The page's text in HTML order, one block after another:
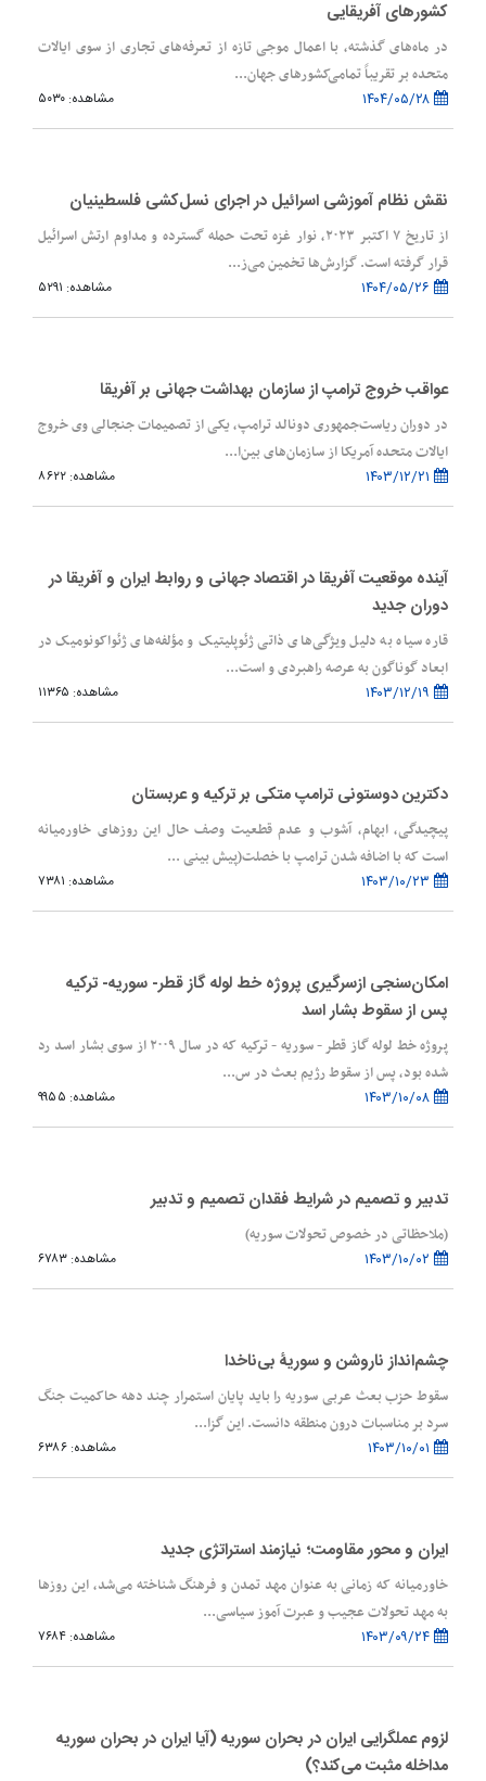
کشورهای آفریقایی
در ماه‌های گذشته، با اعمال موجی تازه از تعرفه‌های تجاری از سوی ایالات
متحده بر تقریباً تمامی‌کشورهای جهان...
مشاهده: ۵۰۳۰
نقش نظام آموزشی اسرائیل در اجرای نسل‌کشی فلسطینیان
از تاریخ ۷ اکتبر ۲۰۲۳، نوار غزه تحت حمله‌ گسترده و مداوم ارتش اسرائیل
قرار گرفته است. گزارش‌ها تخمین می‌ز...
مشاهده: ۵۲۹۱
عواقب خروج ترامپ از سازمان بهداشت جهانی بر آفریقا
در دوران ریاست‌جمهوری دونالد ترامپ، یکی از تصمیمات جنجالی وی خروج
ایالات متحده آمریکا از سازمان‌های بین‌ا...
مشاهده: ۸۶۲۲
آینده موقعیت آفریقا در اقتصاد جهانی و روابط ایران و آفریقا در
دوران جدید
قاره سیاه به دلیل ویژگی‌های ذاتی ژئوپلیتیک و مؤلفه‌های ژئواکونومیک در
ابعاد گوناگون به عرصه راهبردی و است...
مشاهده: ۱۱۳۶۵
دکترین دوستونی ترامپ متکی بر ترکیه و عربستان
پیچیدگی، ابهام، آشوب و عدم قطعیت وصف حال این روزهای خاورمیانه
است که با اضافه شدن ترامپ با خصلت(پیش بینی ...
مشاهده: ۷۳۸۱
امکان‌سنجی ازسرگیری پروژه خط لوله گاز قطر- سوریه- ترکیه
پس از سقوط بشار اسد
پروژه خط لوله گاز قطر - سوریه - ترکیه که در سال ۲۰۰۹ از سوی بشار اسد رد
شده بود، پس از سقوط رژیم بعث در س...
مشاهده: ۹۹۵۵
تدبیر و تصمیم در شرایط فقدان تصمیم و تدبیر
(ملاحظاتی در خصوص تحولات سوریه)
مشاهده: ۶۷۸۳
چشم‌انداز ناروشن و سوریۀ بی‌ناخدا
سقوط حزب بعث عربی سوریه را باید پایان استمرار چند دهه حاکمیت جنگ
سرد بر مناسبات درون منطقه دانست. این گزا...
مشاهده: ۶۳۸۶
ایران و محور مقاومت؛ نیازمند استراتژی جدید
خاورمیانه که زمانی به عنوان مهد تمدن و فرهنگ شناخته می‌شد، این روزها
به مهد تحولات عجیب و عبرت آموز سیاسی...
مشاهده: ۷۶۸۴
لزوم عملگرایی ایران در بحران سوریه (آیا ایران در بحران سوریه
مداخله مثبت می‌کند؟)